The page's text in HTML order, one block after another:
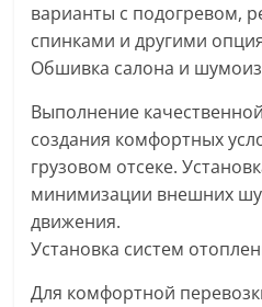
варианты с подогревом,
спинками и другими
Обшивка салона и
Выполнение
создания комфортных
грузовом отсеке.
минимизации внешних
движения.
Установка систем
Для комфортной